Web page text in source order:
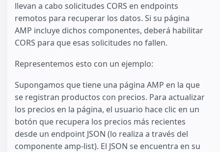
llevan a cabo solicitudes CORS en endpoints
remotos para recuperar los datos. Si su página
AMP incluye dichos componentes, deberá habilitar
CORS para que esas solicitudes no fallen.
Representemos esto con un ejemplo:
Supongamos que tiene una página AMP en la que
se registran productos con precios. Para actualizar
los precios en la página, el usuario hace clic en un
botón que recupera los precios más recientes
desde un endpoint JSON (lo realiza a través del
componente amp-list). El JSON se encuentra en su